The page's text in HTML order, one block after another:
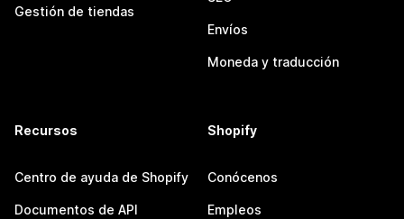
Gestión de tiendas
Envíos
Moneda y traducción
Recursos
Centro de ayuda de Shopify
Documentos de API
Shopify
Conócenos
Empleos